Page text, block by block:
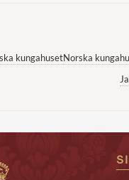
kungahusetNorska